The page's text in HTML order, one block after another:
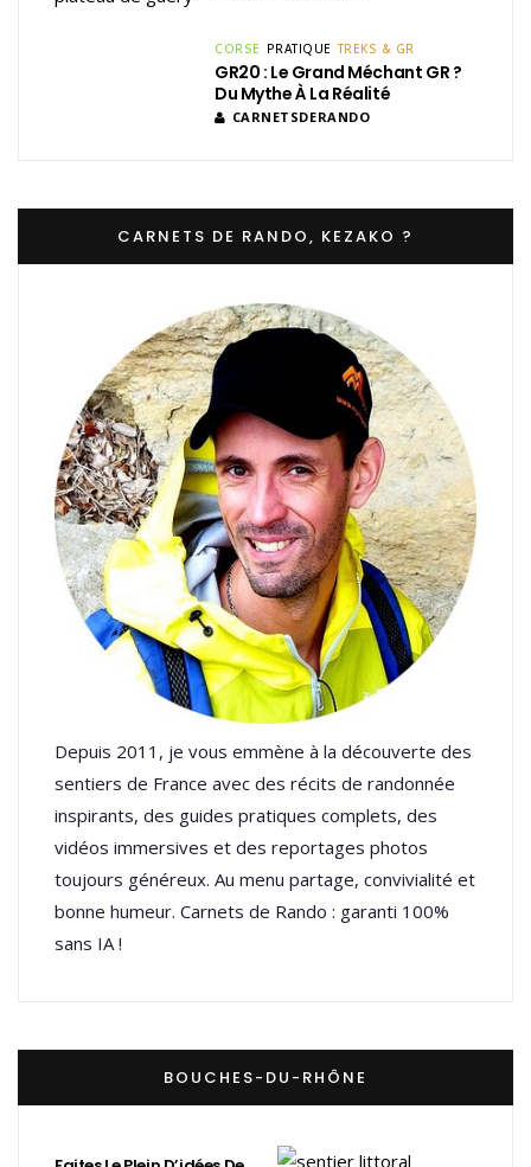
CORSE PRATIQUE TREKS & GR
GR20 : Le Grand Méchant GR ?
Du Mythe À La Réalité
CARNETSDERANDO
CARNETS DE RANDO, KEZAKO ?
Depuis 2011, je vous emmène à la découverte des
sentiers de France avec des récits de randonnée
inspirants, des guides pratiques complets, des
vidéos immersives et des reportages photos
toujours généreux. Au menu partage, convivialité et
bonne humeur. Carnets de Rando : garanti 100%
sans IA !
BOUCHES-DU-RHÔNE